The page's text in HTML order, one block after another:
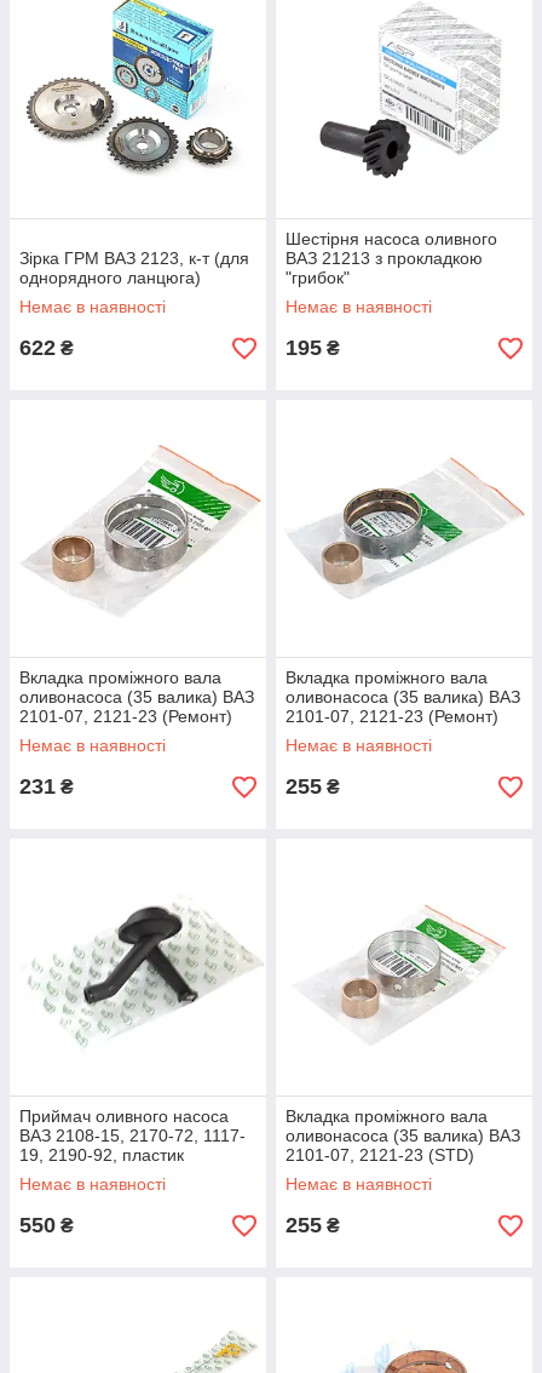
Зірка ГРМ ВАЗ 2123, к-т (для
однорядного ланцюга)
Немає в наявності
622 ₴
Шестірня насоса оливного
ВАЗ 21213 з прокладкою
"грибок"
Немає в наявності
195 ₴
Вкладка проміжного вала
оливонасоса (35 валика) ВАЗ
2101-07, 2121-23 (Ремонт)
білий, к-т
Немає в наявності
231 ₴
Вкладка проміжного вала
оливонасоса (35 валика) ВАЗ
2101-07, 2121-23 (Ремонт)
жовтий, (оригінал) к-т
Немає в наявності
255 ₴
Приймач оливного насоса
ВАЗ 2108-15, 2170-72, 1117-
19, 2190-92, пластик
Немає в наявності
550 ₴
Вкладка проміжного вала
оливонасоса (35 валика) ВАЗ
2101-07, 2121-23 (STD)
білий, (оригінал) к-т
Немає в наявності
255 ₴